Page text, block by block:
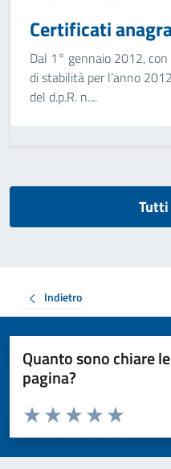
Certificati
Dal 1° gennaio 2012,
di stabilità per l’anno
del d.p.R. n....
Tutti
Indietro
Quanto sono chiare
pagina?
Valuta da 1 a 5 stelle la pagina
Valuta 5
Valuta 4 stelle
Valuta 3 stelle su 5
Valuta 2 stelle su 5
Valuta 1 stelle su 5